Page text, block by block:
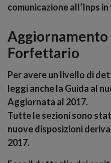
comunicazione all’Inps
Aggiornamento
Forfettario
Per avere un livello di
leggi anche la Guida al
Aggiornata al 2017.
Tutte le sezioni sono
nuove disposizioni
2017.